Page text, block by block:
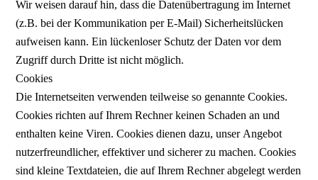
Wir weisen darauf hin, dass die Datenübertragung im Internet
(z.B. bei der Kommunikation per E-Mail) Sicherheitslücken
aufweisen kann. Ein lückenloser Schutz der Daten vor dem
Zugriff durch Dritte ist nicht möglich.
Cookies
Die Internetseiten verwenden teilweise so genannte Cookies.
Cookies richten auf Ihrem Rechner keinen Schaden an und
enthalten keine Viren. Cookies dienen dazu, unser Angebot
nutzerfreundlicher, effektiver und sicherer zu machen. Cookies
sind kleine Textdateien, die auf Ihrem Rechner abgelegt werden